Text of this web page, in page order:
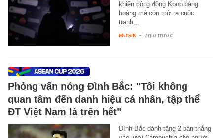
khiến cộng đồng Kpop bàng
hoàng mà còn mở ra cuộc
tranh…
MUSIK - 7 giờ trước
Phỏng vấn nóng Đình Bắc: "Tôi không
quan tâm đến danh hiệu cá nhân, tập thể
ĐT Việt Nam là trên hết"
Đình Bắc dành tặng 2 bàn thắng